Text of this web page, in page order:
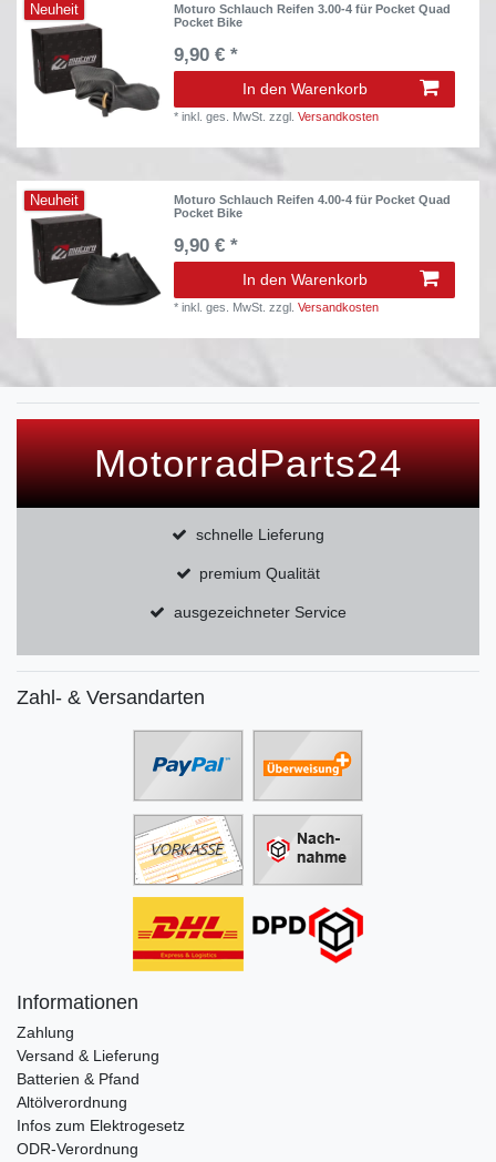
Neuheit
Moturo Schlauch Reifen 3.00-4 für Pocket Quad
Pocket Bike
9,90 € *
In den Warenkorb
*inkl. ges. MwSt. zzgl.Versandkosten
Neuheit
Moturo Schlauch Reifen 4.00-4 für Pocket Quad
Pocket Bike
9,90 € *
In den Warenkorb
*inkl. ges. MwSt. zzgl.Versandkosten
MotorradParts24
schnelle Lieferung
premium Qualität
ausgezeichneter Service
Zahl- & Versandarten
Informationen
Zahlung
Versand & Lieferung
Batterien & Pfand
Altölverordnung
Infos zum Elektrogesetz
ODR-Verordnung